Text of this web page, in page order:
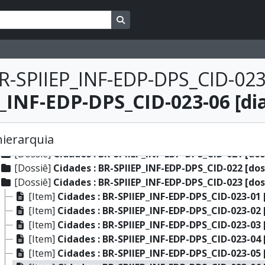
Busque na página de navegação
SPIIEP_INF-EDP-DPS_CID-
EDP-DPS_CID-023-06
[Dossiê]Cidades : BR-SPIIEP_INF-EDP-DPS_CID-011
[Dossiê]Cidades : BR-SPIIEP_INF-EDP-DPS_CID-012
[Dossiê]Cidades : BR-SPIIEP_INF-EDP-DPS_CID-013
[Dossiê]Cidades : BR-SPIIEP_INF-EDP-DPS_CID-016
[Dossiê]Cidades : BR-SPIIEP_INF-EDP-DPS_CID-017
[Dossiê]Cidades : BR-SPIIEP_INF-EDP-DPS_CID-018
[Dossiê]Cidades : BR-SPIIEP_INF-EDP-DPS_CID-019
[Dossiê]
[Dossiê]Cidades : BR-SPIIEP_INF-EDP-DPS_CID-021
[Dossiê] Cidades : BR-SPIIEP_INF-EDP-DPS_CID-022
[Dossiê] Cidades : BR-SPIIEP_INF-EDP-DPS_CID-023
[Item] Cidades : BR-SPIIEP_INF-EDP-DPS_CID-023-
[Item] Cidades : BR-SPIIEP_INF-EDP-DPS_CID-023-
[Item] Cidades : BR-SPIIEP_INF-EDP-DPS_CID-023-
[Item] Cidades : BR-SPIIEP_INF-EDP-DPS_CID-023-
[Item] Cidades : BR-SPIIEP_INF-EDP-DPS_CID-023-